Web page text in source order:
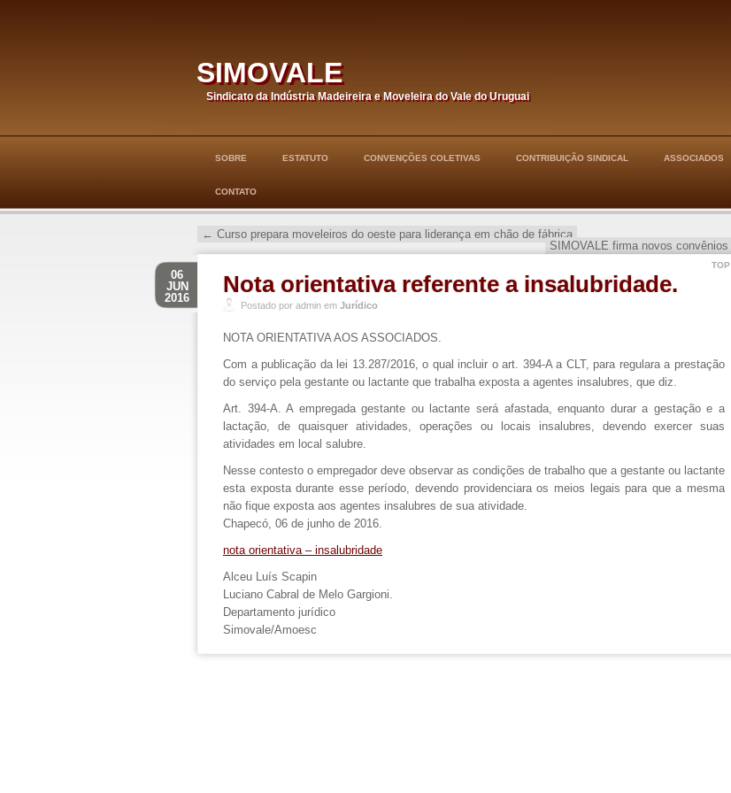
simovale
Sindicato da Indústria Madeireira e Moveleira do Vale do Uruguai
SOBRE ESTATUTO CONVENÇÕES COLETIVAS CONTRIBUIÇÃO SINDICAL ASSOCIADOS
CONTATO
← Curso prepara moveleiros do oeste para liderança em chão de fábrica
SIMOVALE firma novos convênios
TOP
Nota orientativa referente a insalubridade.
06
JUN
2016
Postado por admin em Jurídico
NOTA ORIENTATIVA AOS ASSOCIADOS.
Com a publicação da lei 13.287/2016, o qual incluir o art. 394-A a CLT, para regulara a prestação
do serviço pela gestante ou lactante que trabalha exposta a agentes insalubres, que diz.
Art. 394-A. A empregada gestante ou lactante será afastada, enquanto durar a gestação e a
lactação, de quaisquer atividades, operações ou locais insalubres, devendo exercer suas
atividades em local salubre.
Nesse contesto o empregador deve observar as condições de trabalho que a gestante ou lactante
esta exposta durante esse período, devendo providenciara os meios legais para que a mesma
não fique exposta aos agentes insalubres de sua atividade.
Chapecó, 06 de junho de 2016.
nota orientativa – insalubridade
Alceu Luís Scapin
Luciano Cabral de Melo Gargioni.
Departamento jurídico
Simovale/Amoesc